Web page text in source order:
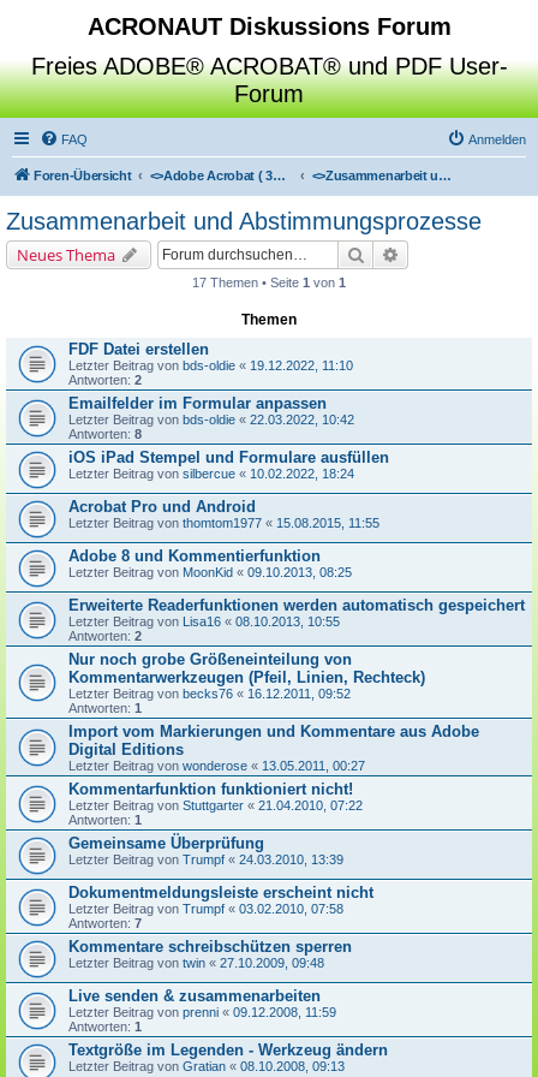
ACRONAUT Diskussions Forum
Freies ADOBE® ACROBAT® und PDF User-
Forum
FAQ Anmelden
Foren-Übersicht <>Adobe Acrobat ( 3D / Professional / Standard / Reader / Distiller ) <>Zusammenarbeit und Abstimmungsprozesse
Zusammenarbeit und Abstimmungsprozesse
Neues Thema Suche
17 Themen • Seite 1 von 1
Themen
FDF Datei erstellen
Letzter Beitrag von bds-oldie « 19.12.2022, 11:10
Antworten: 2
Emailfelder im Formular anpassen
Letzter Beitrag von bds-oldie « 22.03.2022, 10:42
Antworten: 8
iOS iPad Stempel und Formulare ausfüllen
Letzter Beitrag von silbercue « 10.02.2022, 18:24
Acrobat Pro und Android
Letzter Beitrag von thomtom1977 « 15.08.2015, 11:55
Adobe 8 und Kommentierfunktion
Letzter Beitrag von MoonKid « 09.10.2013, 08:25
Erweiterte Readerfunktionen werden automatisch gespeichert
Letzter Beitrag von Lisa16 « 08.10.2013, 10:55
Antworten: 2
Nur noch grobe Größeneinteilung von
Kommentarwerkzeugen (Pfeil, Linien, Rechteck)
Letzter Beitrag von becks76 « 16.12.2011, 09:52
Antworten: 1
Import vom Markierungen und Kommentare aus Adobe
Digital Editions
Letzter Beitrag von wonderose « 13.05.2011, 00:27
Kommentarfunktion funktioniert nicht!
Letzter Beitrag von Stuttgarter « 21.04.2010, 07:22
Antworten: 1
Gemeinsame Überprüfung
Letzter Beitrag von Trumpf « 24.03.2010, 13:39
Dokumentmeldungsleiste erscheint nicht
Letzter Beitrag von Trumpf « 03.02.2010, 07:58
Antworten: 7
Kommentare schreibschützen sperren
Letzter Beitrag von twin « 27.10.2009, 09:48
Live senden & zusammenarbeiten
Letzter Beitrag von prenni « 09.12.2008, 11:59
Antworten: 1
Textgröße im Legenden - Werkzeug ändern
Letzter Beitrag von Gratian « 08.10.2008, 09:13